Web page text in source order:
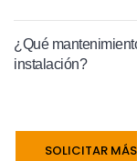
¿Qué
instalación?
SOLICITAR